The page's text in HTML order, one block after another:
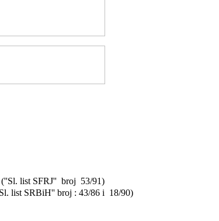
(''Sl. list SFRJ'' broj 53/91)
list SRBiH'' broj : 43/86 i 18/90)